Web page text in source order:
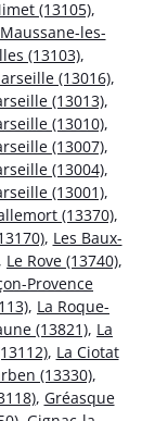
(13105),
Maussane-les-
(13103),
(13016),
(13013),
(13010),
(13007),
(13004),
(13001),
(13370),
, Les Baux-
, Le Rove (13740),
Provence
, La Roque-
(13821), La
, La Ciotat
(13330),
, Gréasque